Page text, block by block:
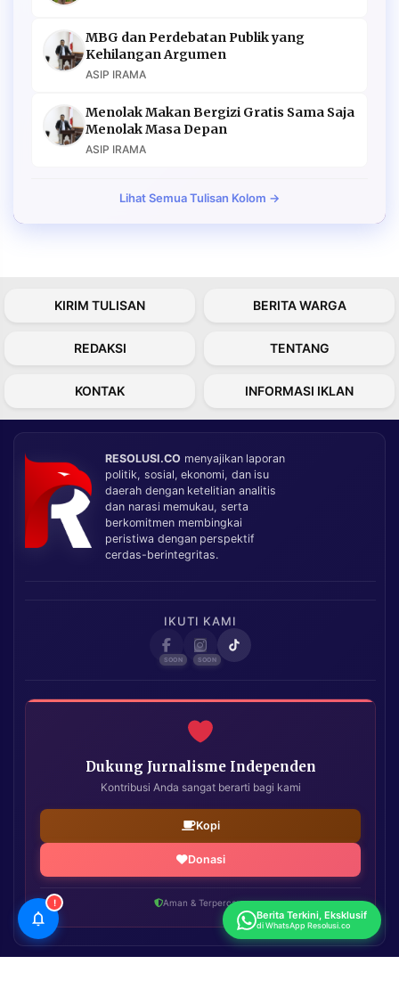
MBG dan Perdebatan Publik yang
Kehilangan Argumen
ASIP IRAMA
Menolak Makan Bergizi Gratis Sama Saja
Menolak Masa Depan
ASIP IRAMA
Lihat Semua Tulisan Kolom →
KIRIM TULISAN BERITA WARGA
REDAKSI TENTANG
KONTAK INFORMASI IKLAN
RESOLUSI.CO menyajikan laporan
politik, sosial, ekonomi, dan isu
daerah dengan ketelitian analitis
dan narasi memukau, serta
berkomitmen membingkai
peristiwa dengan perspektif
cerdas-berintegritas.
IKUTI KAMI
Dukung Jurnalisme Independen
Kontribusi Anda sangat berarti bagi kami
Kopi
Donasi
Aman & Terpercaya
!
Berita Terkini, Eksklusif
di WhatsApp Resolusi.co